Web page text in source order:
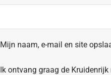
Mijn naam, e-mail en site
Ik ontvang graag de